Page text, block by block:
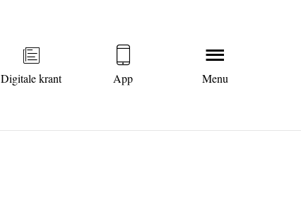
Digitale krant App Menu